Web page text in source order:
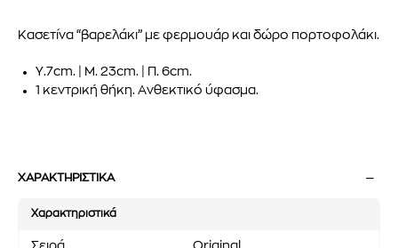
Κασετίνα “βαρελάκι” με φερμουάρ και δώρο πορτοφολάκι.
Υ.7cm. | Μ. 23cm. | Π. 6cm.
1 κεντρική θήκη. Ανθεκτικό ύφασμα.
ΧΑΡΑΚΤΗΡΙΣΤΙΚΑ
Χαρακτηριστικά